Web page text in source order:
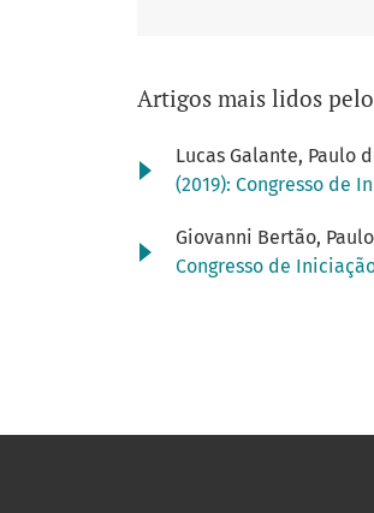
Artigos mais lidos
Lucas Galante, Paulo
(2019): Congresso de
Giovanni Bertão,
Congresso de